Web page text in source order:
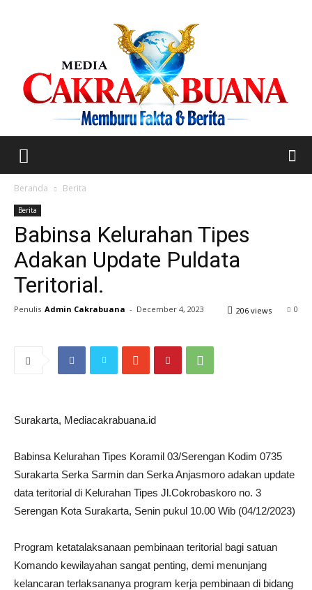
Beranda Berita
Berita
Babinsa Kelurahan Tipes
Adakan Update Puldata
Teritorial.
Penulis Admin Cakrabuana - December 4, 2023 0
206 views
Surakarta, Mediacakrabuana.id
Babinsa Kelurahan Tipes Koramil 03/Serengan Kodim 0735
Surakarta Serka Sarmin dan Serka Anjasmoro adakan update
data teritorial di Kelurahan Tipes Jl.Cokrobaskoro no. 3
Serengan Kota Surakarta, Senin pukul 10.00 Wib (04/12/2023)
Program ketatalaksanaan pembinaan teritorial bagi satuan
Komando kewilayahan sangat penting, demi menunjang
kelancaran terlaksananya program kerja pembinaan di bidang